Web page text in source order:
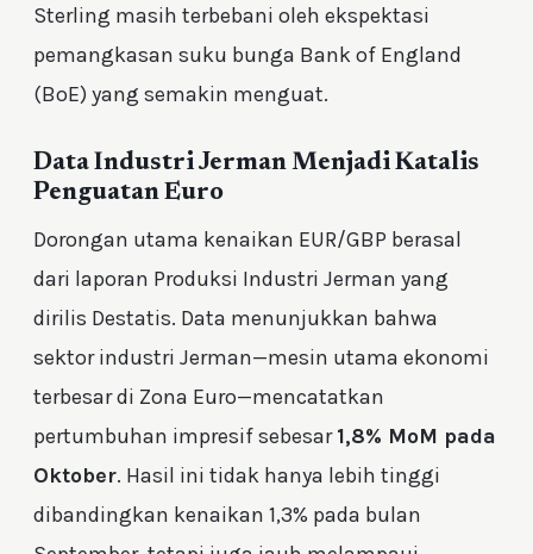
Sterling masih terbebani oleh ekspektasi
pemangkasan suku bunga Bank of England
(BoE) yang semakin menguat.
Data Industri Jerman Menjadi Katalis
Penguatan Euro
Dorongan utama kenaikan EUR/GBP berasal
dari laporan Produksi Industri Jerman yang
dirilis Destatis. Data menunjukkan bahwa
sektor industri Jerman—mesin utama ekonomi
terbesar di Zona Euro—mencatatkan
pertumbuhan impresif sebesar1,8% MoM pada
Oktober. Hasil ini tidak hanya lebih tinggi
dibandingkan kenaikan 1,3% pada bulan